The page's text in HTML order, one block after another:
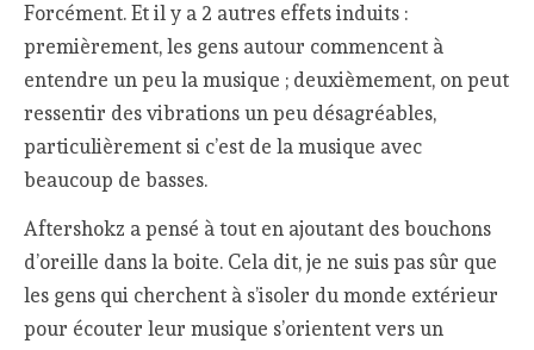
Forcément. Et il y a 2 autres effets induits :
premièrement, les gens autour commencent à
entendre un peu la musique ; deuxièmement, on peut
ressentir des vibrations un peu désagréables,
particulièrement si c’est de la musique avec
beaucoup de basses.
Aftershokz a pensé à tout en ajoutant des bouchons
d’oreille dans la boite. Cela dit, je ne suis pas sûr que
les gens qui cherchent à s’isoler du monde extérieur
pour écouter leur musique s’orientent vers un